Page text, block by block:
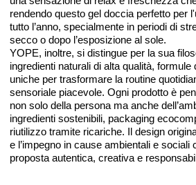
rendendo questo gel doccia perfetto per
tutto l’anno, specialmente in periodi di
secco o dopo l’esposizione al sole.
YOPE, inoltre, si distingue per la sua
ingredienti naturali di alta qualità,
uniche per trasformare la routine
sensoriale piacevole. Ogni prodotto è
non solo della persona ma anche
ingredienti sostenibili, packaging
riutilizzo tramite ricariche. Il design
e l’impegno in cause ambientali e sociali
proposta autentica, creativa e